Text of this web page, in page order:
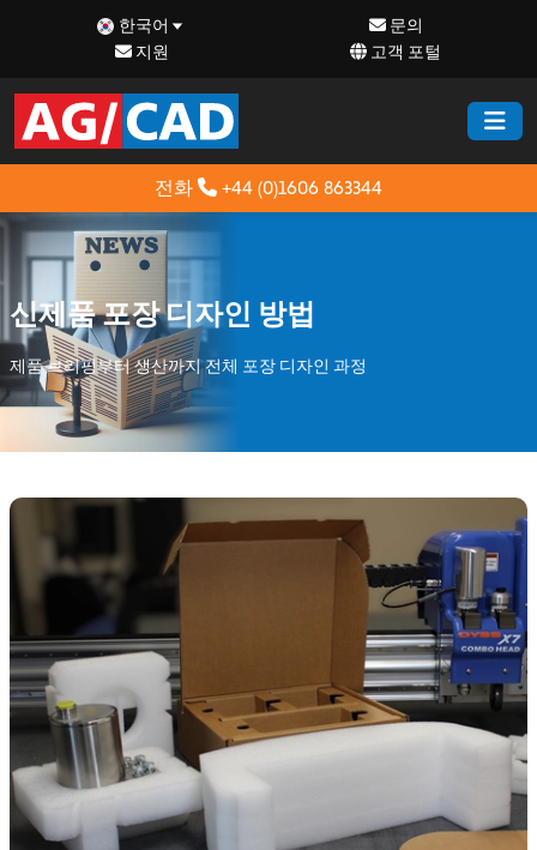
한국어
문의
지원
고객 포털
전화 +44 (0)1606 863344
신제품 포장 디자인 방법
제품 브리핑부터 생산까지 전체 포장 디자인 과정